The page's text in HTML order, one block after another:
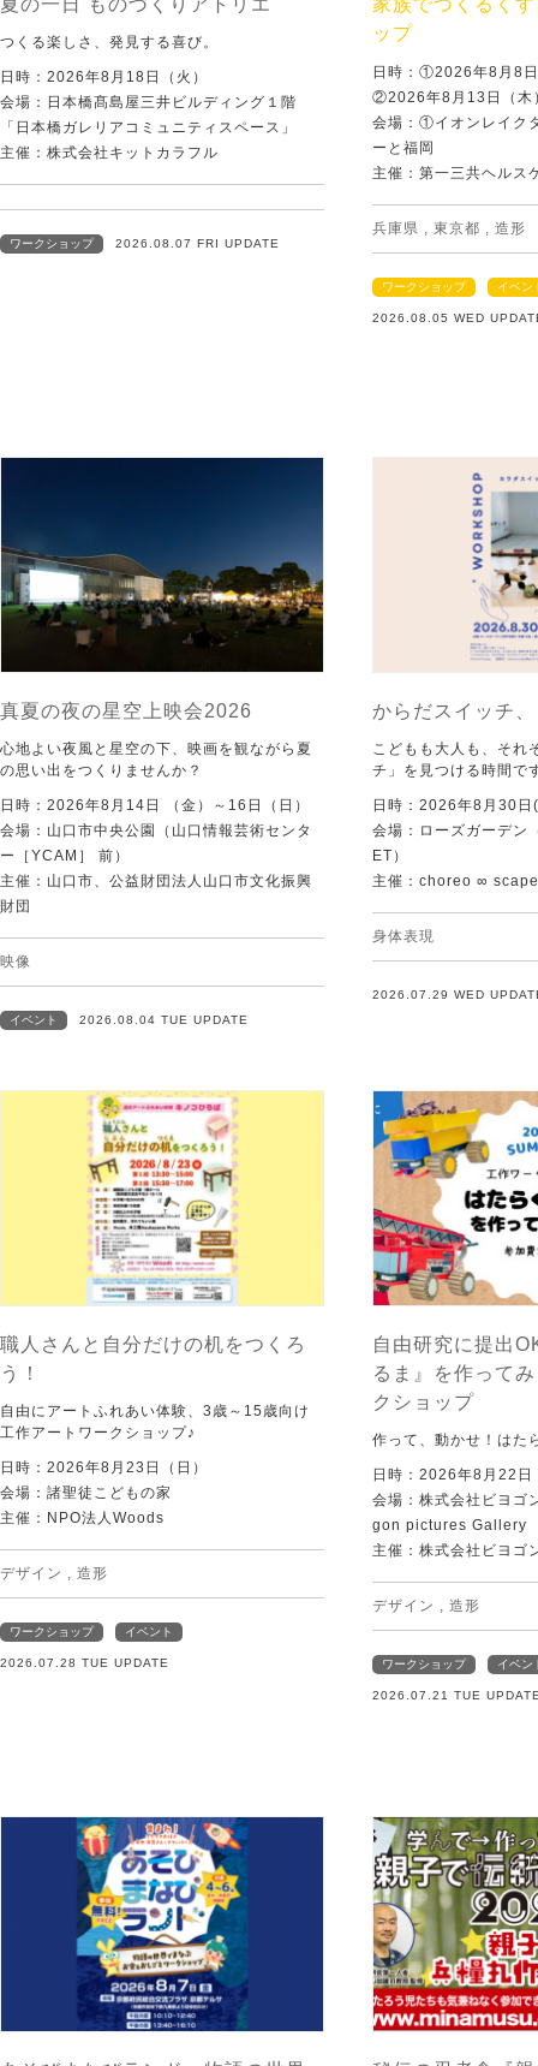
つくる楽しさ、発見する喜び。
日時：2026年8月18日（火）
会場：日本橋髙島屋三井ビルディング１階
「日本橋ガレリアコミュニティスペース」
主催：株式会社キットカラフル
ワークショップ 2026.08.07 FRI UPDATE
ップ
日時：①2026年8月8
②2026年8月13日（木
会場：①イオンレイ
ーと福岡
主催：第一三共ヘルス
兵庫県 東京都 造形
ワークショップ イベン
2026.08.05 WED
真夏の夜の星空上映会2026
心地よい夜風と星空の下、映画を観ながら夏
の思い出をつくりませんか？
日時：2026年8月14日 （金）～16日（日）
会場：山口市中央公園（山口情報芸術センタ
ー［YCAM］ 前）
主催：山口市、公益財団法人山口市文化振興
財団
映像
イベント 2026.08.04 TUE UPDATE
からだスイッチ
こどもも大人も、それ
チ」を見つける時間で
日時：2026年8月30日
会場：ローズガーデン
ET）
主催：choreo ∞ scape
身体表現
2026.07.29 WED
職人さんと自分だけの机をつくろ
う！
自由にアートふれあい体験、3歳～15歳向け
工作アートワークショップ♪
日時：2026年8月23日（日）
会場：諸聖徒こどもの家
主催：NPO法人Woods
デザイン 造形
ワークショップ イベント
2026.07.28 TUE UPDATE
自由研究に提出
るま』を作って
クショップ
作って、動かせ！はた
日時：2026年8月22日
会場：株式会社ビヨ
gon pictures Gallery
主催：株式会社ビヨゴ
デザイン 造形
ワークショップ イベン
2026.07.21 TUE